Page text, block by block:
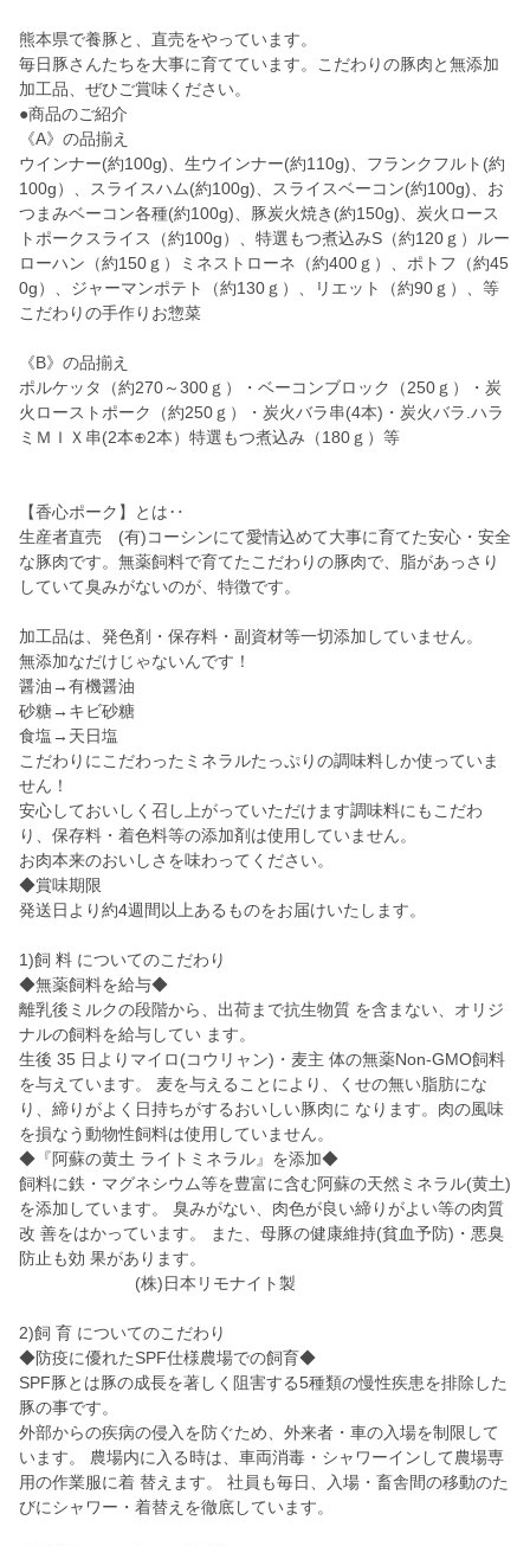
熊本県で養豚と、直売をやっています。
毎日豚さんたちを大事に育てています。こだわりの豚肉と無添加
加工品、ぜひご賞味ください。
●商品のご紹介
《A》の品揃え
ウインナー(約100g)、生ウインナー(約110g)、フランクフルト(約
100g）、スライスハム(約100g)、スライスベーコン(約100g)、お
つまみベーコン各種(約100g)、豚炭火焼き(約150g)、炭火ロース
トポークスライス（約100g）、特選もつ煮込みS（約120ｇ）ルー
ローハン（約150ｇ）ミネストローネ（約400ｇ）、ポトフ（約45
0g）、ジャーマンポテト（約130ｇ）、リエット（約90ｇ）、等
こだわりの手作りお惣菜
《B》の品揃え
ポルケッタ（約270～300ｇ）・ベーコンブロック（250ｇ）・炭
火ローストポーク（約250ｇ）・炭火バラ串(4本)・炭火バラ.ハラ
ミＭＩＸ串(2本⊕2本）特選もつ煮込み（180ｇ）等
【香心ポーク】とは‥
生産者直売 (有)コーシンにて愛情込めて大事に育てた安心・安全
な豚肉です。無薬飼料で育てたこだわりの豚肉で、脂があっさり
していて臭みがないのが、特徴です。
加工品は、発色剤・保存料・副資材等一切添加していません。
無添加なだけじゃないんです！
醤油→有機醤油
砂糖→キビ砂糖
食塩→天日塩
こだわりにこだわったミネラルたっぷりの調味料しか使っていま
せん！
安心しておいしく召し上がっていただけます調味料にもこだわ
り、保存料・着色料等の添加剤は使用していません。
お肉本来のおいしさを味わってください。
◆賞味期限
発送日より約4週間以上あるものをお届けいたします。
1)飼 料 についてのこだわり
◆無薬飼料を給与◆
離乳後ミルクの段階から、出荷まで抗生物質 を含まない、オリジ
ナルの飼料を給与してい ます。
生後 35 日よりマイロ(コウリャン)・麦主 体の無薬Non-GMO飼料
を与えています。 麦を与えることにより、くせの無い脂肪にな
り、締りがよく日持ちがするおいしい豚肉に なります。肉の風味
を損なう動物性飼料は使用していません。
◆『阿蘇の黄土 ライトミネラル』を添加◆
飼料に鉄・マグネシウム等を豊富に含む阿蘇の天然ミネラル(黄土)
を添加しています。 臭みがない、肉色が良い締りがよい等の肉質
改 善をはかっています。 また、母豚の健康維持(貧血予防)・悪臭
防止も効 果があります。
(株)日本リモナイト製
2)飼 育 についてのこだわり
◆防疫に優れたSPF仕様農場での飼育◆
SPF豚とは豚の成長を著しく阻害する5種類の慢性疾患を排除した
豚の事です。
外部からの疾病の侵入を防ぐため、外来者・車の入場を制限して
います。 農場内に入る時は、車両消毒・シャワーインして農場専
用の作業服に着 替えます。 社員も毎日、入場・畜舎間の移動のた
びにシャワー・着替えを徹底しています。